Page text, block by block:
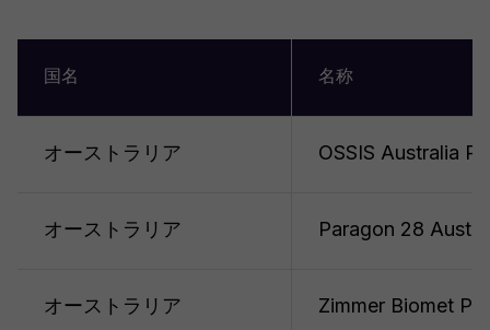
国名 名称
オーストラリア OSSIS Australia
オーストラリア Paragon 28
オーストラリア Zimmer Biomet